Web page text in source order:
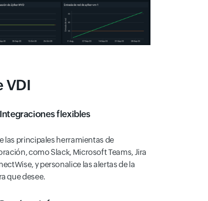
VDI
Integraciones flexibles
las principales herramientas de
como Slack, Microsoft Teams, Jira
y personalice las alertas de la
que desee.